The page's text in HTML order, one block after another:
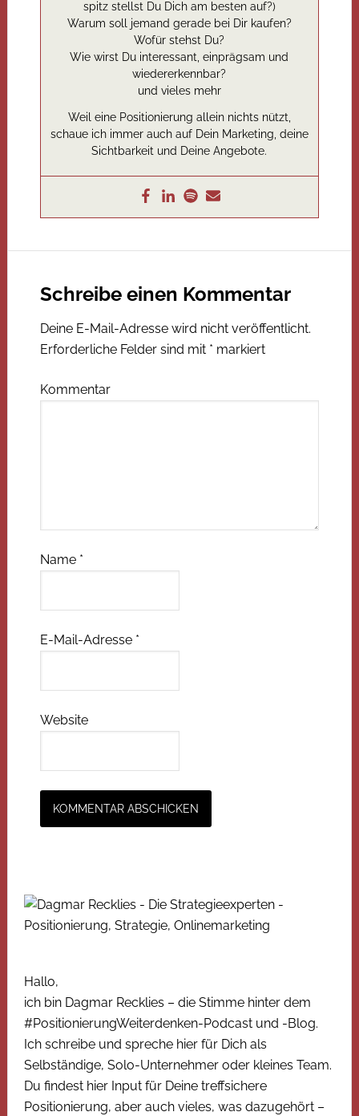
spitz stellst Du Dich am besten auf?)
Warum soll jemand gerade bei Dir kaufen?
Wofür stehst Du?
Wie wirst Du interessant, einprägsam und
wiedererkennbar?
und vieles mehr
Weil eine Positionierung allein nichts nützt,
schaue ich immer auch auf Dein Marketing, deine
Sichtbarkeit und Deine Angebote.
Schreibe einen Kommentar
Deine E-Mail-Adresse wird nicht veröffentlicht.
Erforderliche Felder sind mit * markiert
Kommentar
Name *
E-Mail-Adresse *
Website
Hallo,
ich bin Dagmar Recklies – die Stimme hinter dem
#PositionierungWeiterdenken-Podcast und -Blog.
Ich schreibe und spreche hier für Dich als
Selbständige, Solo-Unternehmer oder kleines Team.
Du findest hier Input für Deine treffsichere
Positionierung, aber auch vieles, was dazugehört –